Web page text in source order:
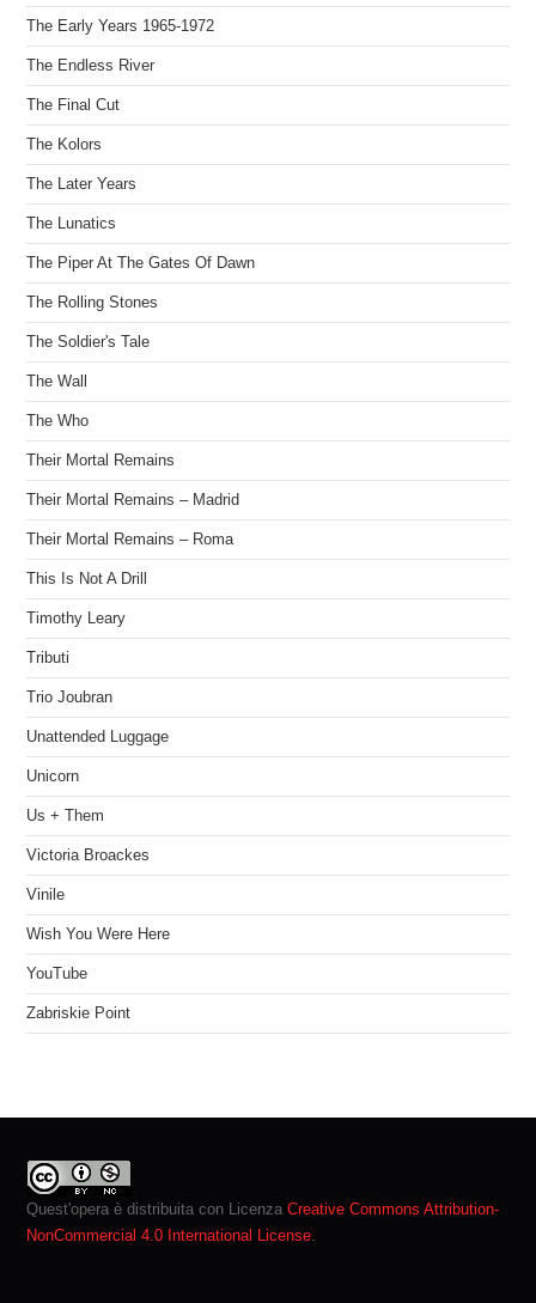
The Early Years 1965-1972
The Endless River
The Final Cut
The Kolors
The Later Years
The Lunatics
The Piper At The Gates Of Dawn
The Rolling Stones
The Soldier's Tale
The Wall
The Who
Their Mortal Remains
Their Mortal Remains – Madrid
Their Mortal Remains – Roma
This Is Not A Drill
Timothy Leary
Tributi
Trio Joubran
Unattended Luggage
Unicorn
Us + Them
Victoria Broackes
Vinile
Wish You Were Here
YouTube
Zabriskie Point
Quest'opera è distribuita con LicenzaCreative Commons Attribution-
NonCommercial 4.0 International License.